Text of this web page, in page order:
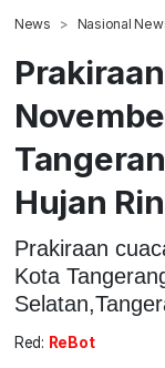
News Nasional
Hujan
Prakiraan
Kota
Red: ReBot